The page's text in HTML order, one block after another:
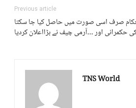
Previous article
صرف اسی صورت میں حاصل کیا جا سکتا
حکمرانی اور ۔۔۔آرمی چیف نے بڑااعلان کردیا
TNS World